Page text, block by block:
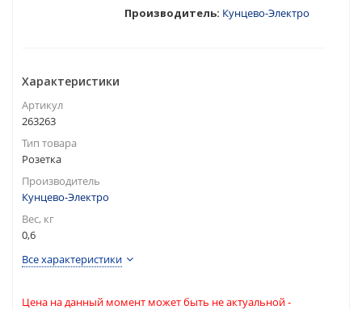
Производитель: Кунцево-Электро
Характеристики
Артикул
263263
Тип товара
Розетка
Производитель
Кунцево-Электро
Вес, кг
0,6
Все характеристики
Цена на данный момент может быть не актуальной -